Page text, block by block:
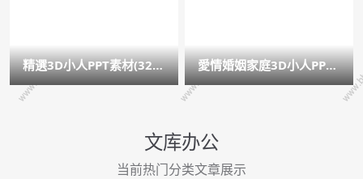
精選3D小人PPT素材(32
張)
愛情婚姻家庭3D小人PPT
素材
文库办公
当前热门分类文章展示